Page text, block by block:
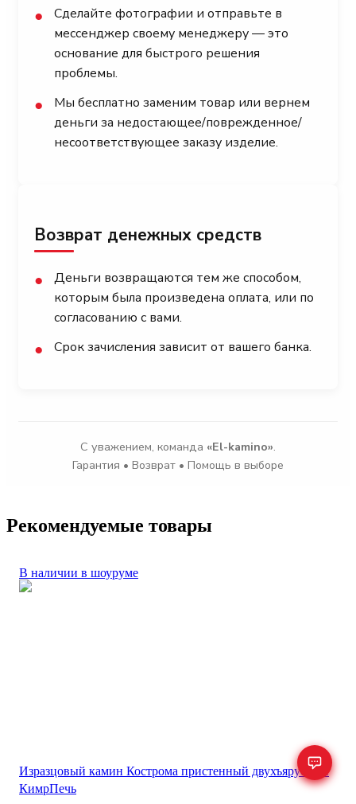
●
Сделайте фотографии и отправьте в
мессенджер своему менеджеру — это
основание для быстрого решения
проблемы.
●
Мы бесплатно заменим товар или вернем
деньги за недостающее/поврежденное/
несоответствующее заказу изделие.
Возврат денежных средств
●
Деньги возвращаются тем же способом,
которым была произведена оплата, или по
согласованию с вами.
● Срок зачисления зависит от вашего банка.
С уважением, команда «El-kamino».
Гарантия • Возврат • Помощь в выборе
Рекомендуемые товары
В наличии в шоуруме
Изразцовый камин Кострома пристенный двухъярусный
КимрПечь